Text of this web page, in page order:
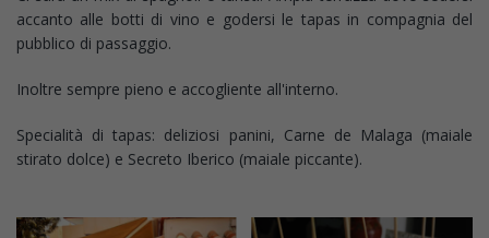
accanto alle botti di vino e godersi le tapas in compagnia del
pubblico di passaggio.
Inoltre sempre pieno e accogliente all'interno.
Specialità di tapas: deliziosi panini, Carne de Malaga (maiale
stirato dolce) e Secreto Iberico (maiale piccante).